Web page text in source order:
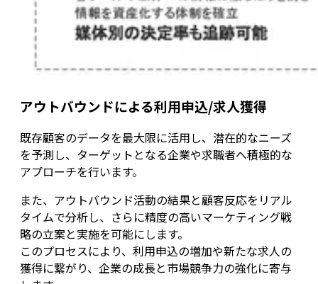
アウトバウンドによる利用申込/求人獲得
既存顧客のデータを最大限に活用し、潜在的なニーズ
を予測し、ターゲットとなる企業や求職者へ積極的な
アプローチを行います。
また、アウトバウンド活動の結果と顧客反応をリアル
タイムで分析し、さらに精度の高いマーケティング戦
略の立案と実施を可能にします。
このプロセスにより、利用申込の増加や新たな求人の
獲得に繋がり、企業の成長と市場競争力の強化に寄与